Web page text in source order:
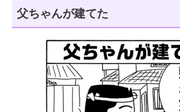
父ちゃんが建てた